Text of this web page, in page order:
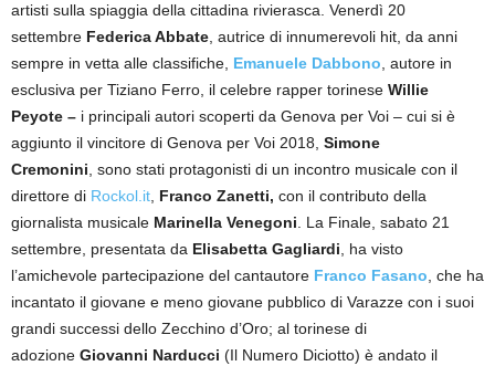
artisti sulla spiaggia della cittadina rivierasca. Venerdì 20
settembre Federica Abbate , autrice di innumerevoli hit, da anni
sempre in vetta alle classifiche, Emanuele Dabbono , autore in
esclusiva per Tiziano Ferro, il celebre rapper torinese Willie
Peyote – i principali autori scoperti da Genova per Voi – cui si è
aggiunto il vincitore di Genova per Voi 2018, Simone
Cremonini sono stati protagonisti di un incontro musicale con il
direttore di Rockol.it Franco Zanetti, con il contributo della
giornalista musicale Marinella Venegoni . La Finale, sabato 21
settembre, presentata da Elisabetta Gagliardi , ha visto
l’amichevole partecipazione del cantautore Franco Fasano , che ha
incantato il giovane e meno giovane pubblico di Varazze con i suoi
grandi successi dello Zecchino d’Oro; al torinese di
adozione Giovanni Narducci (Il Numero Diciotto) è andato il